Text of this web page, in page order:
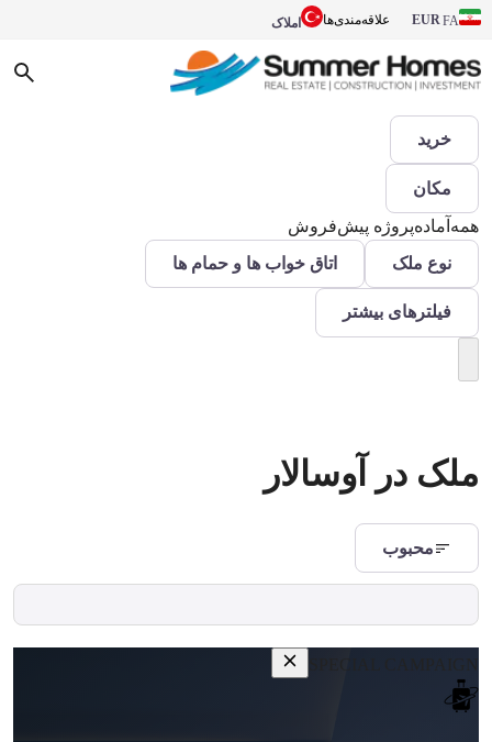
FA
EUR علاقه‌مندی‌ها املاک
خرید
مکان
همه آمادهپروژه پیش‌فروش
نوع ملک اتاق‌ خواب ها و حمام ها
فیلترهای بیشتر
ملک در آوسالار
محبوب